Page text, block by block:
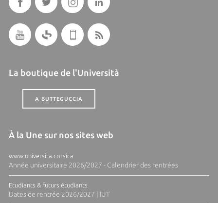
La boutique de l'Università
A BUTTEGUCCIA
À la Une sur nos sites web
www.universita.corsica
Année universitaire 2026/2027 - Calendrier des rentrées
Etudiants & futurs étudiants
Dates de rentrée 2026/2027 | IUT